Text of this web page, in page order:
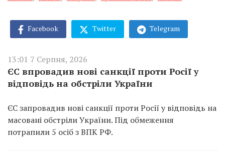
Facebook Twitter Telegram
13:01 7 Серпня, 2026
ЄС впровадив нові санкції проти Росії у
відповідь на обстріли України
ЄС запровадив нові санкції проти Росії у відповідь на
масовані обстріли України. Під обмеження
потрапили 5 осіб з ВПК РФ.